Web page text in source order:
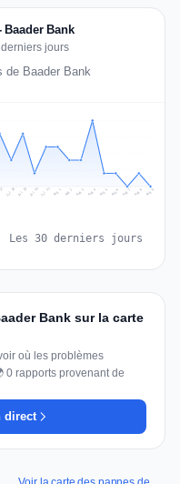
Baader Bank
jours
de Baader Bank
Jul 28 Jul 29 Jul 30 Jul 31 Aug 1 Aug 2 Aug 3 Aug 4 Aug 5 Aug 6 Aug 7 Aug 8 Aug 9
Les 30 derniers jours
Bank sur la carte
où les problèmes
rapports provenant de
direct